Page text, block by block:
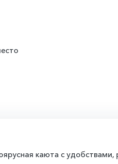
каюта с удобствами,